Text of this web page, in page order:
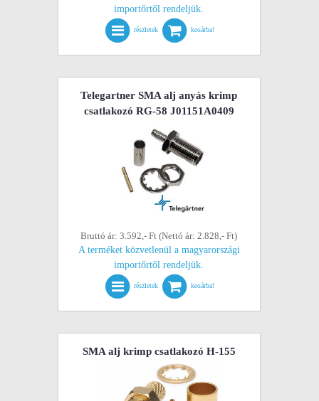
importőrtől rendeljük.
részletek kosárba!
Telegartner SMA alj anyás krimp
csatlakozó RG-58 J01151A0409
Bruttó ár: 3.592,- Ft (Nettó ár: 2.828,- Ft)
A terméket közvetlenül a magyarországi
importőrtől rendeljük.
részletek kosárba!
SMA alj krimp csatlakozó H-155